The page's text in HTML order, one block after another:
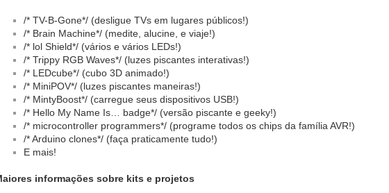
/* TV-B-Gone*/ (desligue TVs em lugares públicos!)
/* Brain Machine*/ (medite, alucine, e viaje!)
/* lol Shield*/ (vários e vários LEDs!)
/* Trippy RGB Waves*/ (luzes piscantes interativas!)
/* LEDcube*/ (cubo 3D animado!)
/* MiniPOV*/ (luzes piscantes maneiras!)
/* MintyBoost*/ (carregue seus dispositivos USB!)
/* Hello My Name Is… badge*/ (versão piscante e geeky!)
/* microcontroller programmers*/ (programe todos os chips da família AVR!)
/* Arduino clones*/ (faça praticamente tudo!)
E mais!
informações sobre kits e projetos